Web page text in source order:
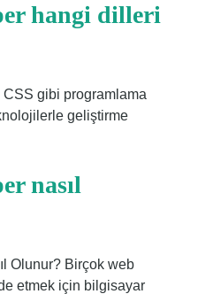
hangi dilleri
gibi programlama
geliştirme
nasıl
Olunur? Birçok web
etmek için bilgisayar